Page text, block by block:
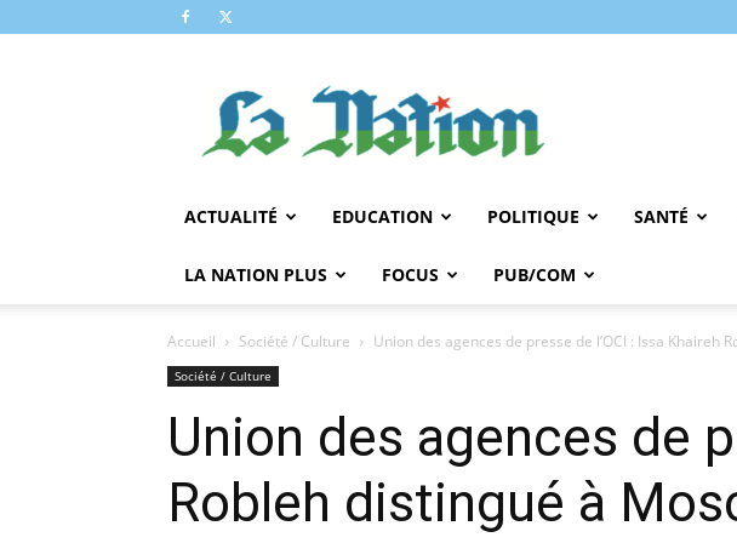
NATION
ACTUALITÉ EDUCATION POLITIQUE SANTÉ
LA NATION PLUS FOCUS PUB/COM
Accueil Société / Culture Union des agences de presse de l’OCI : Issa Khaireh
Société / Culture
Union des agences de
Robleh distingué à